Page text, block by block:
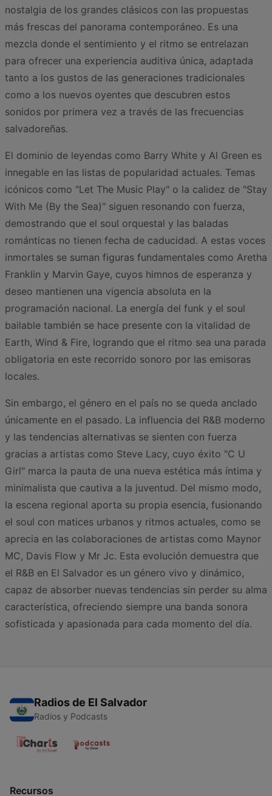
nostalgia de los grandes clásicos con las propuestas
más frescas del panorama contemporáneo. Es una
mezcla donde el sentimiento y el ritmo se entrelazan
para ofrecer una experiencia auditiva única, adaptada
tanto a los gustos de las generaciones tradicionales
como a los nuevos oyentes que descubren estos
sonidos por primera vez a través de las frecuencias
salvadoreñas.
El dominio de leyendas como Barry White y Al Green es
innegable en las listas de popularidad actuales. Temas
icónicos como "Let The Music Play" o la calidez de "Stay
With Me (By the Sea)" siguen resonando con fuerza,
demostrando que el soul orquestal y las baladas
románticas no tienen fecha de caducidad. A estas voces
inmortales se suman figuras fundamentales como Aretha
Franklin y Marvin Gaye, cuyos himnos de esperanza y
deseo mantienen una vigencia absoluta en la
programación nacional. La energía del funk y el soul
bailable también se hace presente con la vitalidad de
Earth, Wind & Fire, logrando que el ritmo sea una parada
obligatoria en este recorrido sonoro por las emisoras
locales.
Sin embargo, el género en el país no se queda anclado
únicamente en el pasado. La influencia del R&B moderno
y las tendencias alternativas se sienten con fuerza
gracias a artistas como Steve Lacy, cuyo éxito "C U
Girl" marca la pauta de una nueva estética más íntima y
minimalista que cautiva a la juventud. Del mismo modo,
la escena regional aporta su propia esencia, fusionando
el soul con matices urbanos y ritmos actuales, como se
aprecia en las colaboraciones de artistas como Maynor
MC, Davis Flow y Mr Jc. Esta evolución demuestra que
el R&B en El Salvador es un género vivo y dinámico,
capaz de absorber nuevas tendencias sin perder su alma
característica, ofreciendo siempre una banda sonora
sofisticada y apasionada para cada momento del día.
Radios de El Salvador
Radios y Podcasts
Recursos